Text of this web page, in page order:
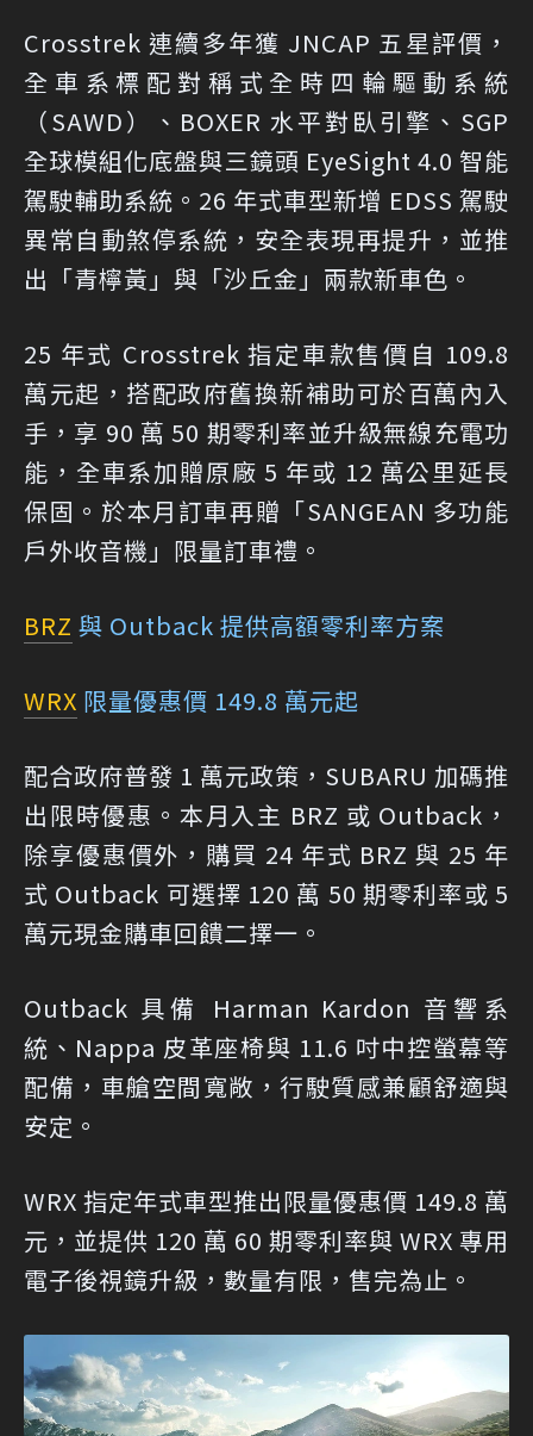
Crosstrek 連續多年獲 JNCAP 五星評價，
全車系標配對稱式全時四輪驅動系統
（SAWD）、BOXER 水平對臥引擎、SGP
全球模組化底盤與三鏡頭 EyeSight 4.0 智能
駕駛輔助系統。26 年式車型新增 EDSS 駕駛
異常自動煞停系統，安全表現再提升，並推
出「青檸黃」與「沙丘金」兩款新車色。
25 年式 Crosstrek 指定車款售價自 109.8
萬元起，搭配政府舊換新補助可於百萬內入
手，享 90 萬 50 期零利率並升級無線充電功
能，全車系加贈原廠 5 年或 12 萬公里延長
保固。於本月訂車再贈「SANGEAN 多功能
戶外收音機」限量訂車禮。
BRZ 與 Outback 提供高額零利率方案
WRX 限量優惠價 149.8 萬元起
配合政府普發 1 萬元政策，SUBARU 加碼推
出限時優惠。本月入主 BRZ 或 Outback，
除享優惠價外，購買 24 年式 BRZ 與 25 年
式 Outback 可選擇 120 萬 50 期零利率或 5
萬元現金購車回饋二擇一。
Outback 具備 Harman Kardon 音響系
統、Nappa 皮革座椅與 11.6 吋中控螢幕等
配備，車艙空間寬敞，行駛質感兼顧舒適與
安定。
WRX 指定年式車型推出限量優惠價 149.8 萬
元，並提供 120 萬 60 期零利率與 WRX 專用
電子後視鏡升級，數量有限，售完為止。